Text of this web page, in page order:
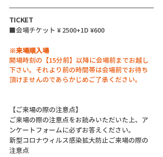
TICKET
■会場チケット ¥ 2500+1D ¥600
※来場順入場
開場時刻の【15分前】以降に会場前までお越し
下さい。それより前の時間帯は会場前でお待ち
頂けませんのであらかじめご了承ください。
【ご来場の際の注意点】
ご来場の際の注意点をお読みいただいた上、ア
ンケートフォームに必ずお答えください。
新型コロナウィルス感染拡大防止ご来場の際の
注意点